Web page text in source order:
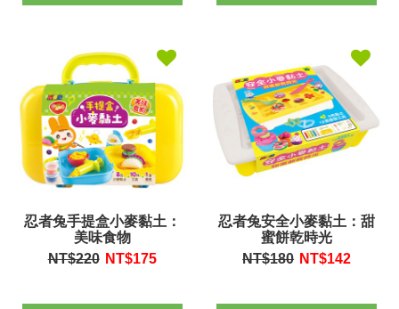
忍者兔手提盒小麥黏土：
美味食物
NT$220 NT$175
忍者兔安全小麥黏土：甜
蜜餅乾時光
NT$180 NT$142